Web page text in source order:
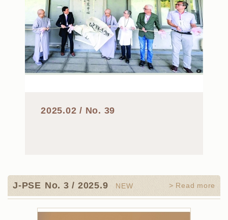
2025.02 / No. 39
J-PSE No. 3 / 2025.9 NEW > Read more